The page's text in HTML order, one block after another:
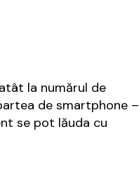
la numărul de
de smartphone –
se pot lăuda cu